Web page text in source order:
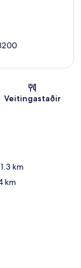
Veitingastaðir
km
km